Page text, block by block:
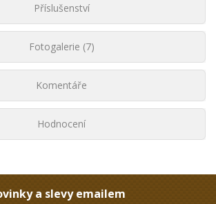
Příslušenství
Fotogalerie (7)
Komentáře
Hodnocení
a slevy emailem